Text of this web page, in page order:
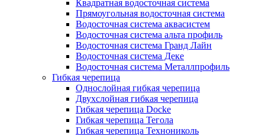
Квадратная водосточная система
Прямоугольная водосточная система
Водосточная система аквасистем
Водосточная система альта профиль
Водосточная система Гранд Лайн
Водосточная система Деке
Водосточная система Металлпрофиль
Гибкая черепица
Однослойная гибкая черепица
Двухслойная гибкая черепица
Гибкая черепица Docke
Гибкая черепица Тегола
Гибкая черепица Технониколь